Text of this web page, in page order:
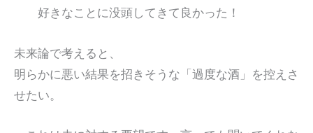
好きなことに没頭してきて良かった！
未来論で考えると、
明らかに悪い結果を招きそうな「過度な酒」を控えさ
せたい。